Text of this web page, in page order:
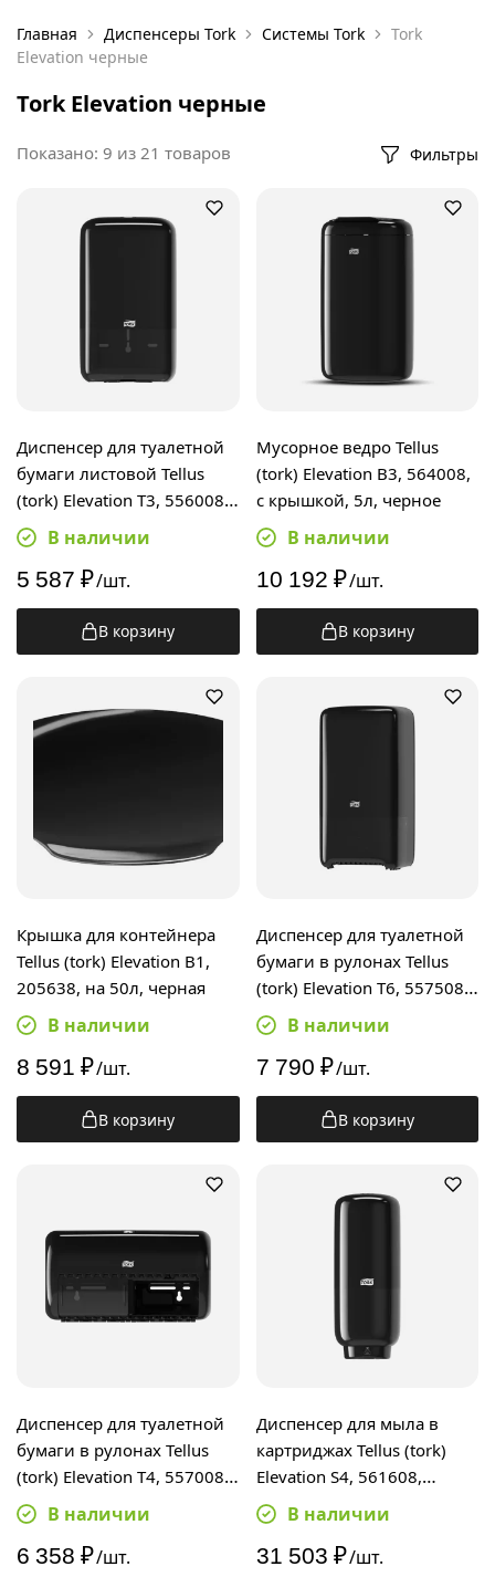
Главная Диспенсеры Tork Системы Tork
Tork
Elevation черные
Tork Elevation черные
Показано: 9 из 21 товаров Фильтры
Диспенсер для туалетной
бумаги листовой Tellus
(tork) Elevation T3, 556008,
черныйВ наличии
5 587 ₽/шт.
В корзину
Мусорное ведро Tellus
(tork) Elevation B3, 564008,
с крышкой, 5л, черное
В наличии
10 192 ₽/шт.
В корзину
Крышка для контейнера
Tellus (tork) Elevation B1,
205638, на 50л, черная
В наличии
8 591 ₽/шт.
В корзину
Диспенсер для туалетной
бумаги в рулонах Tellus
(tork) Elevation T6, 557508,
миди, черный
В наличии
7 790 ₽/шт.
В корзину
Диспенсер для туалетной
бумаги в рулонах Tellus
(tork) Elevation T4, 557008,
черныйВ наличии
6 358 ₽/шт.
Диспенсер для мыла в
картриджах Tellus (tork)
Elevation S4, 561608,
сенсорный, черный
В наличии
31 503 ₽/шт.